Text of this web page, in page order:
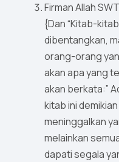
Firman Allah
{Dan “Kitab-
dibentangkan,
orang-orang
akan apa yang
akan berkata:”
kitab ini
meninggalkan
melainkan
dapati segala